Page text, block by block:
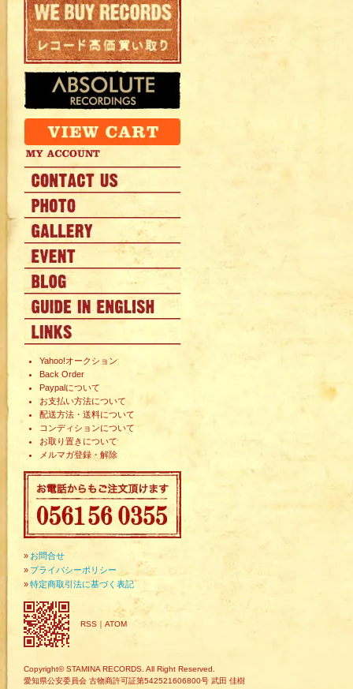
Yahoo!オークション
Back Order
Paypalについて
お支払い方法について
配送方法・送料について
コンディションについて
お取り置きについて
メルマガ登録・解除
» お問合せ
» プライバシーポリシー
»特定商取引法に基づく表記
RSS ｜ ATOM
Copyright© STAMINA RECORDS. All Right Reserved.
愛知県公安委員会 古物商許可証第542521606800号 武田 佳樹